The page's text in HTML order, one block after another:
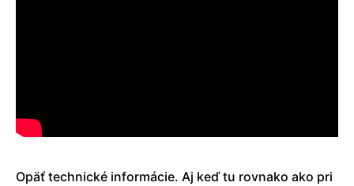
Opäť technické informácie. Aj keď tu rovnako ako pri